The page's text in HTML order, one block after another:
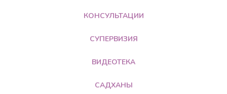
КОНСУЛЬТАЦИИ
СУПЕРВИЗИЯ
ВИДЕОТЕКА
САДХАНЫ